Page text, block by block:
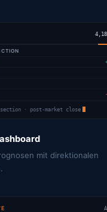
· post-market close
mit direktionalen